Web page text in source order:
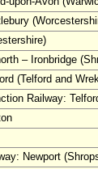
– Ironbridge
(Telford and
Railway:
Newport